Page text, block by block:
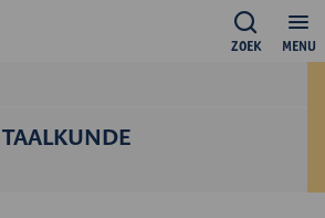
MENU
ZOEK
TAALKUNDE